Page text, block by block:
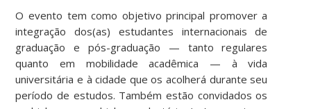
O evento tem como objetivo principal promover a
integração dos(as) estudantes internacionais de
graduação e pós-graduação — tanto regulares
quanto em mobilidade acadêmica — à vida
universitária e à cidade que os acolherá durante seu
período de estudos. Também estão convidados os